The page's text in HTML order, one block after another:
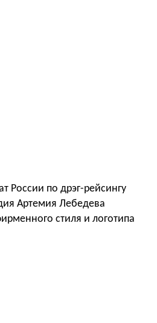
России по дрэг-рейсингу
Артемия Лебедева
стиля и логотипа